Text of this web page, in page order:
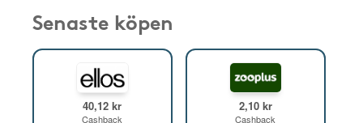
Senaste köpen
40,12 kr
Cashback
2,10 kr
Cashback